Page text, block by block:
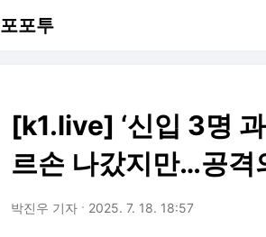
포포투
[k1.live] ‘신입 3명
르손 나갔지만…공격
박진우 기자 2025. 7. 18. 18:57